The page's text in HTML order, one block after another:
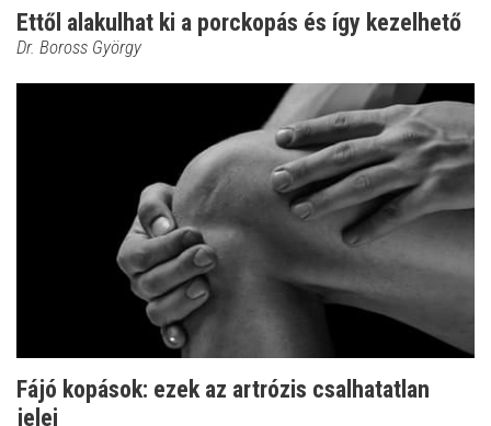
Ettől alakulhat ki a porckopás és így kezelhető
Dr. Boross György
Fájó kopások: ezek az artrózis csalhatatlan
jelei